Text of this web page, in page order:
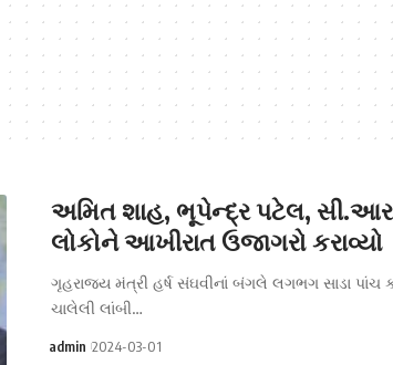
અમિત શાહ, ભૂપેન્દ્ર પટેલ, સી.આર.
લોકોને આખીરાત ઉજાગરો કરાવ્યો
ગૃહરાજ્ય મંત્રી હર્ષ સંઘવીનાં બંગલે લગભગ સાડા પાંચ
ચાલેલી લાંબી…
admin 2024-03-01